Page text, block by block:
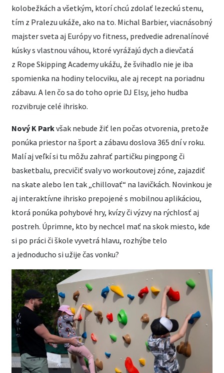
kolobežkách a všetkým, ktorí chcú zdolať lezeckú stenu,
tím z Pralezu ukáže, ako na to. Michal Barbier, viacnásobný
majster sveta aj Európy vo fitness, predvedie adrenalínové
kúsky s vlastnou váhou, ktoré vyrážajú dych a dievčatá
z Rope Skipping Academy ukážu, že švihadlo nie je iba
spomienka na hodiny telocviku, ale aj recept na poriadnu
zábavu. A len čo sa do toho oprie DJ Elsy, jeho hudba
rozvibruje celé ihrisko.
Nový K Parkvšak nebude žiť len počas otvorenia, pretože
ponúka priestor na šport a zábavu doslova 365 dní v roku.
Malí aj veľkí si tu môžu zahrať partičku pingpong či
basketbalu, precvičiť svaly vo workoutovej zóne, zajazdiť
na skate alebo len tak „chillovať“ na lavičkách. Novinkou je
aj interaktívne ihrisko prepojené s mobilnou aplikáciou,
ktorá ponúka pohybové hry, kvízy či výzvy na rýchlosť aj
postreh. Úprimne, kto by nechcel mať na skok miesto, kde
si po práci či škole vyvetrá hlavu, rozhýbe telo
a jednoducho si užije čas vonku?